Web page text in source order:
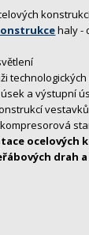
haly -
a výstupní
ocelových
drah